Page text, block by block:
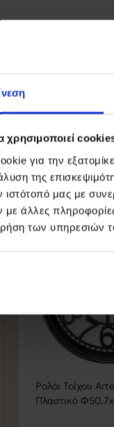
χρησιμοποιεί
για την
της
ιστότοπό μας με
με άλλες
των υπηρεσιών
Ρολόι Τοίχου
Πλαστικό